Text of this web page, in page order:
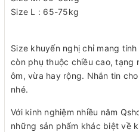
Size L : 65-75kg
Size khuyến nghị chỉ mang
còn phụ thuộc chiều cao, tạng
ôm, vừa hay rộng. Nhắn tin
nhé.
Với kinh nghiệm nhiều năm
những sản phẩm khác biệt về